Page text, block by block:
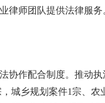
律师团队提供法律服
协作配合制度。推动
城乡规划案件1宗、